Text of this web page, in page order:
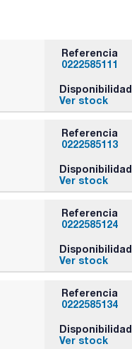
Referencia
0222585111
Disponibilidad
Ver stock
Referencia
0222585113
Disponibilidad
Ver stock
Referencia
0222585124
Disponibilidad
Ver stock
Referencia
0222585134
Disponibilidad
Ver stock